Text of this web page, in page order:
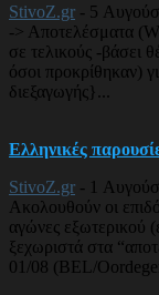
StivoZ.gr - 5
-> Αποτελέσματα
σε τελικούς -βάσει
όσοι προκρίθηκαν)
διεξαγωγής}...
Ελληνικές
StivoZ.gr - 1
Ακολουθούν οι
αγώνες εξωτερικού
ξεχωριστά στα
01/08 (BEL/